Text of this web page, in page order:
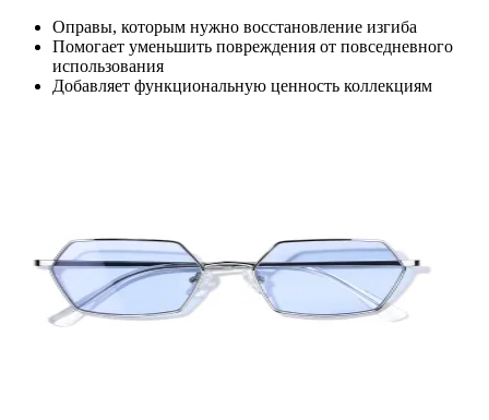
Оправы, которым нужно восстановление изгиба
Помогает уменьшить повреждения от повседневного
использования
Добавляет функциональную ценность коллекциям